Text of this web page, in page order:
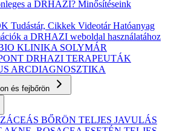
a DRHAZI? Minősítéseink
Tudástár, Cikkek VideotárHatóanyag
a DRHAZI weboldal használatához
KLINIKA SOLYMÁR
DRHAZI TERAPEUTÁK
ARCDIAGNOSZTIKA
és fejbőrön
BŐRÖN TELJES JAVULÁS